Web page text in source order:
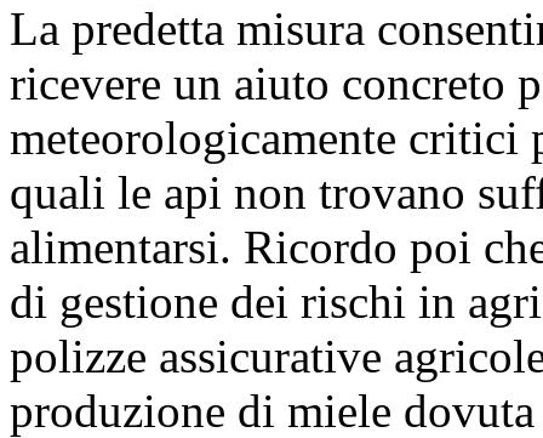
La predetta misura
ricevere un aiuto concreto
meteorologicamente critici
quali le api non trovano
alimentarsi. Ricordo poi
di gestione dei rischi in
polizze assicurative
produzione di miele